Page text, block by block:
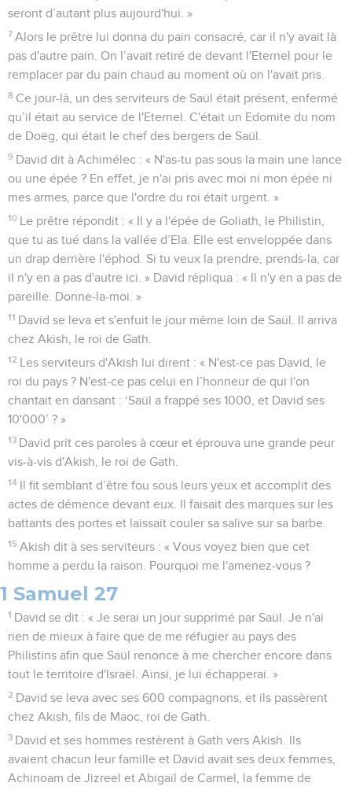
seront d’autant plus aujourd'hui. »
7 Alors le prêtre lui donna du pain consacré, car il n'y avait là
pas d'autre pain. On l’avait retiré de devant l'Eternel pour le
remplacer par du pain chaud au moment où on l'avait pris.
8 Ce jour-là, un des serviteurs de Saül était présent, enfermé
qu’il était au service de l'Eternel. C'était un Edomite du nom
de Doëg, qui était le chef des bergers de Saül.
9 David dit à Achimélec : « N'as-tu pas sous la main une lance
ou une épée ? En effet, je n'ai pris avec moi ni mon épée ni
mes armes, parce que l'ordre du roi était urgent. »
10
Le prêtre répondit : « Il y a l'épée de Goliath, le Philistin,
que tu as tué dans la vallée d’Ela. Elle est enveloppée dans
un drap derrière l'éphod. Si tu veux la prendre, prends-la, car
il n'y en a pas d'autre ici. » David répliqua : « Il n'y en a pas de
pareille. Donne-la-moi. »
11 David se leva et s'enfuit le jour même loin de Saül. Il arriva
chez Akish, le roi de Gath.
12
Les serviteurs d'Akish lui dirent : « N'est-ce pas David, le
roi du pays ? N'est-ce pas celui en l’honneur de qui l'on
chantait en dansant : ‘Saül a frappé ses 1000, et David ses
10'000’ ? »
13 David prit ces paroles à cœur et éprouva une grande peur
vis-à-vis d'Akish, le roi de Gath.
14
Il fit semblant d’être fou sous leurs yeux et accomplit des
actes de démence devant eux. Il faisait des marques sur les
battants des portes et laissait couler sa salive sur sa barbe.
15 Akish dit à ses serviteurs : « Vous voyez bien que cet
homme a perdu la raison. Pourquoi me l'amenez-vous ?
1 Samuel 27
1 David se dit : « Je serai un jour supprimé par Saül. Je n'ai
rien de mieux à faire que de me réfugier au pays des
Philistins afin que Saül renonce à me chercher encore dans
tout le territoire d'Israël. Ainsi, je lui échapperai. »
2 David se leva avec ses 600 compagnons, et ils passèrent
chez Akish, fils de Maoc, roi de Gath.
3 David et ses hommes restèrent à Gath vers Akish. Ils
avaient chacun leur famille et David avait ses deux femmes,
Achinoam de Jizreel et Abigaïl de Carmel, la femme de